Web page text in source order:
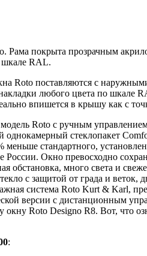
Рама покрыта прозрачным
шкале RAL.
Roto поставляются с
любого цвета по шкале
впишется в крышу как с
Roto с ручным
однокамерный стеклопакет
меньше стандартного,
России. Окно превосходно
обстановка, много света и
с защитой от града и
система Roto Kurt & Karl,
версии с дистанционным
Roto Designo R8. Вот, что
: